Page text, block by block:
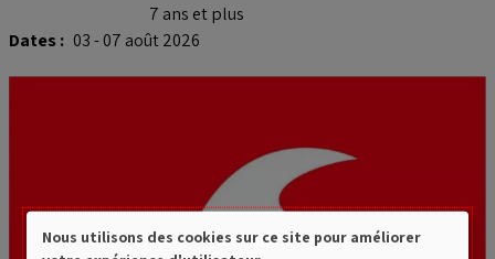
7 ans et plus
Dates : 03 - 07 août 2026
Nous utilisons des cookies sur ce site pour améliorer